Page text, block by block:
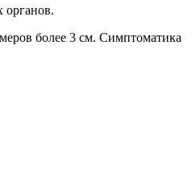
органов.
более 3 см. Симптоматика